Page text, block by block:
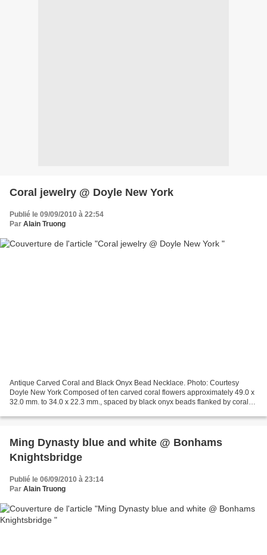
Coral jewelry @ Doyle New York
Publié le 09/09/2010 à 22:54
Par Alain Truong
Antique Carved Coral and Black Onyx Bead Necklace. Photo: Courtesy
Doyle New York Composed of ten carved coral flowers approximately 49.0 x
32.0 mm. to 34.0 x 22.3 mm., spaced by black onyx beads flanked by coral
Ming Dynasty blue and white @ Bonhams
Knightsbridge
Publié le 06/09/2010 à 23:14
Par Alain Truong